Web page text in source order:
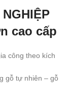
cao cấp
công theo kích
gỗ tự nhiên – gỗ